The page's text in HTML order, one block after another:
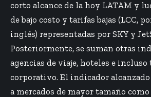
corto alcance de la hoy LATAM y
de bajo costo y tarifas bajas (LCC,
inglés) representadas por SKY y
Posteriormente, se suman otras
agencias de viaje, hoteles e incluso
corporativo. El indicador
a mercados de mayor tamaño